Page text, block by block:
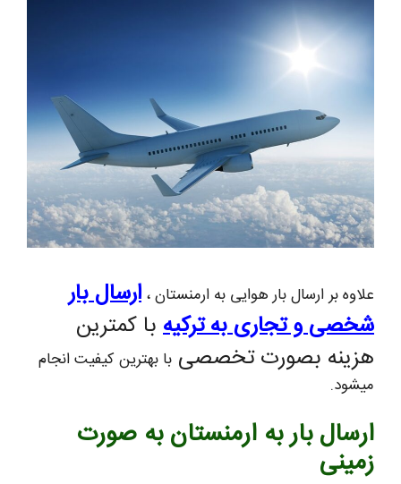
علاوه بر ارسال بار هوایی به ارمنستان ، ارسال بار
شخصی و تجاری به ترکیه با کمترین
هزینه بصورت تخصصی با بهترین کیفیت انجام
میشود.
ارسال بار به ارمنستان به صورت
زمینی